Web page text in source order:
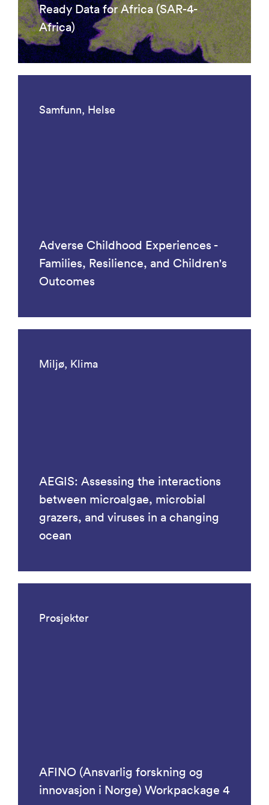
Ready Data for Africa (SAR-4-
Africa)
Samfunn, Helse
Adverse Childhood Experiences -
Families, Resilience, and Children's
Outcomes
Miljø, Klima
AEGIS: Assessing the interactions
between microalgae, microbial
grazers, and viruses in a changing
ocean
Prosjekter
AFINO (Ansvarlig forskning og
innovasjon i Norge) Workpackage 4